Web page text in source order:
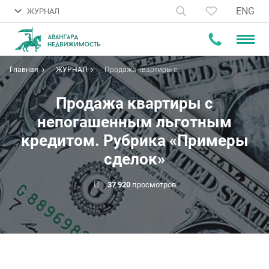
ЖУРНАЛ ENG
Главная ЖУРНАЛ
Продажа квартиры с
непогашенным льготным
кредитом. Рубрика «Примеры
сделок»
Продажа квартиры с
непогашенным льготным
кредитом. Рубрика «Примеры
сделок»
37 920просмотров